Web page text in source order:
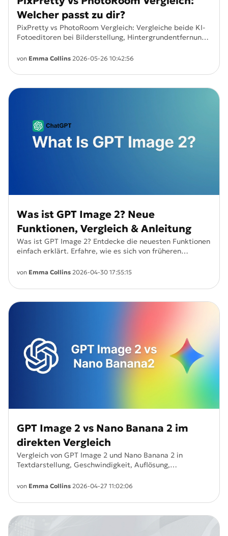
Welcher passt zu dir?
PixPretty vs PhotoRoom Vergleich: Vergleiche beide KI-
Fotoeditoren bei Bilderstellung, Hintergrundentfernung,
Anwendungsfällen. Finde heraus, welcher AI Photo Editor
Einsteiger geeignet ist.
von Emma Collins 2026-05-26 10:42:56
Was ist GPT Image 2? Neue
Funktionen, Vergleich & Anleitung
Was ist GPT Image 2? Entdecke die neuesten Funktionen
einfach erklärt. Erfahre, wie es sich von früheren
kannst.
von Emma Collins 2026-04-30 17:55:15
GPT Image 2 vs Nano Banana 2 im
direkten Vergleich
Vergleich von GPT Image 2 und Nano Banana 2 in
Textdarstellung, Geschwindigkeit, Auflösung,
Bildmodell zu finden.
von Emma Collins 2026-04-27 11:02:06